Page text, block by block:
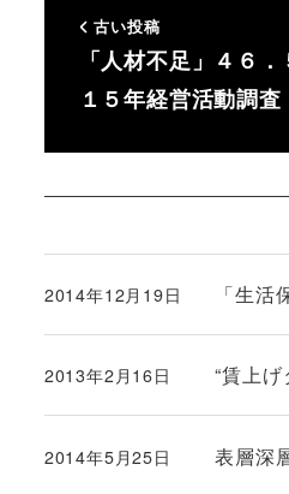
古い投稿
「人材不足」４６
１５年経営活動調査
「生
投稿日
2014年12月19日
“賃上
投稿日
2013年2月16日
表層深
投稿日
2014年5月25日